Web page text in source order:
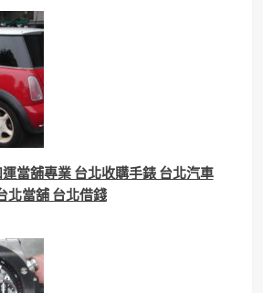
當舖專業 台北收購手錶 台北汽車
北當舖 台北借錢